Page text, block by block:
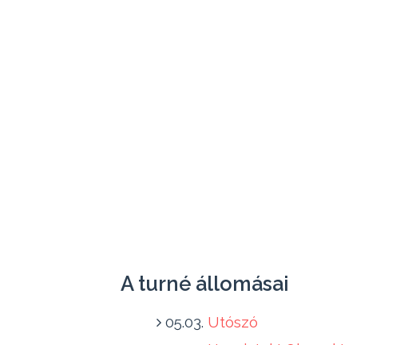
A turné állomásai
05.03. Utószó